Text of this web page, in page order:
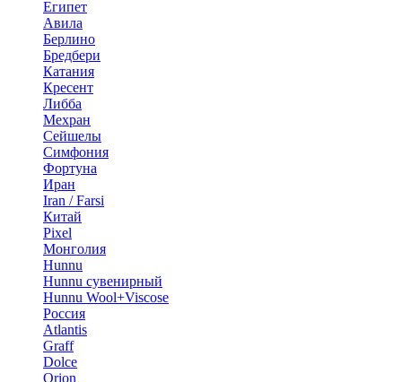
Египет
Авила
Берлино
Бредбери
Катания
Кресент
Либба
Мехран
Сейшелы
Симфония
Фортуна
Иран
Iran / Farsi
Китай
Pixel
Монголия
Hunnu
Hunnu сувенирный
Hunnu Wool+Viscose
Россия
Atlantis
Graff
Dolce
Orion